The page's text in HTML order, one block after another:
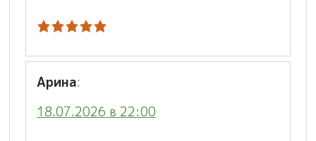
Арина:
18.07.2026 в 22:00